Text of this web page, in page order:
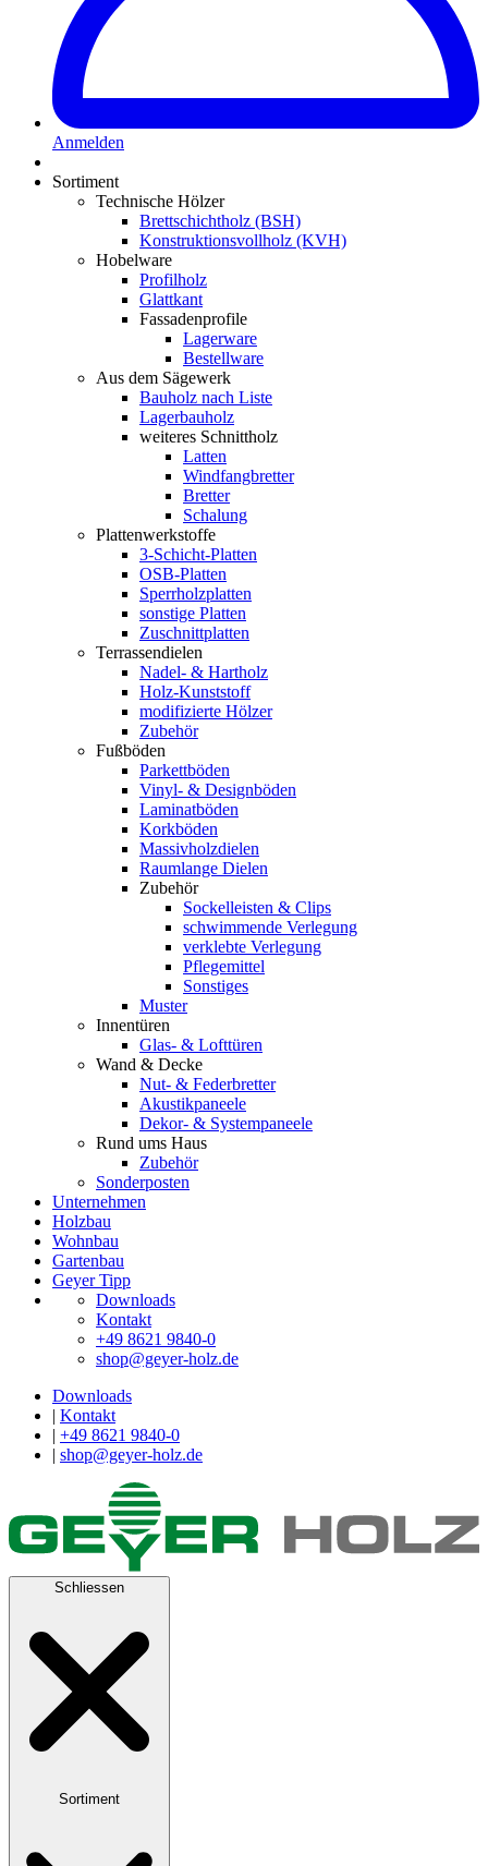
Anmelden
Sortiment
Technische Hölzer
Brettschichtholz (BSH)
Konstruktionsvollholz (KVH)
Hobelware
Profilholz
Glattkant
Fassadenprofile
Lagerware
Bestellware
Aus dem Sägewerk
Bauholz nach Liste
Lagerbauholz
weiteres Schnittholz
Latten
Windfangbretter
Bretter
Schalung
Plattenwerkstoffe
3-Schicht-Platten
OSB-Platten
Sperrholzplatten
sonstige Platten
Zuschnittplatten
Terrassendielen
Nadel- & Hartholz
Holz-Kunststoff
modifizierte Hölzer
Zubehör
Fußböden
Parkettböden
Vinyl- & Designböden
Laminatböden
Korkböden
Massivholzdielen
Raumlange Dielen
Zubehör
Sockelleisten & Clips
schwimmende Verlegung
verklebte Verlegung
Pflegemittel
Sonstiges
Muster
Innentüren
Glas- & Lofttüren
Wand & Decke
Nut- & Federbretter
Akustikpaneele
Dekor- & Systempaneele
Rund ums Haus
Zubehör
Sonderposten
Unternehmen
Holzbau
Wohnbau
Gartenbau
Geyer Tipp
Downloads
Kontakt
+49 8621 9840-0
shop@geyer-holz.de
Downloads
| Kontakt
| +49 8621 9840-0
| shop@geyer-holz.de
Schliessen
Sortiment